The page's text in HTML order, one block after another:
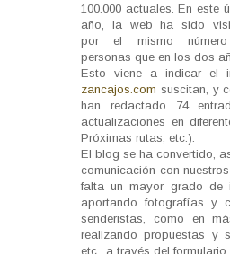
100.000 actuales. En este
año, la web ha sido
por el mismo
personas que en los dos
Esto viene a indicar el
zancajos.com suscitan, y
han redactado 74
actualizaciones en
Próximas rutas, etc.).
El blog se ha convertido,
comunicación con
falta un mayor grado de
aportando fotografías y
senderistas, como en
realizando propuestas y
etc., a través del formulario